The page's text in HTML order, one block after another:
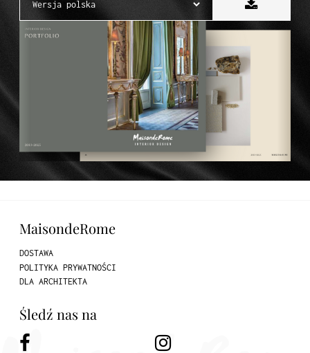
MaisondeRome
DOSTAWA
POLITYKA PRYWATNOŚCI
DLA ARCHITEKTA
Śledź nas na